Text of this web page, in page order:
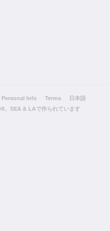
Personal Info Terms
日本語
、SEA & LAで作られています